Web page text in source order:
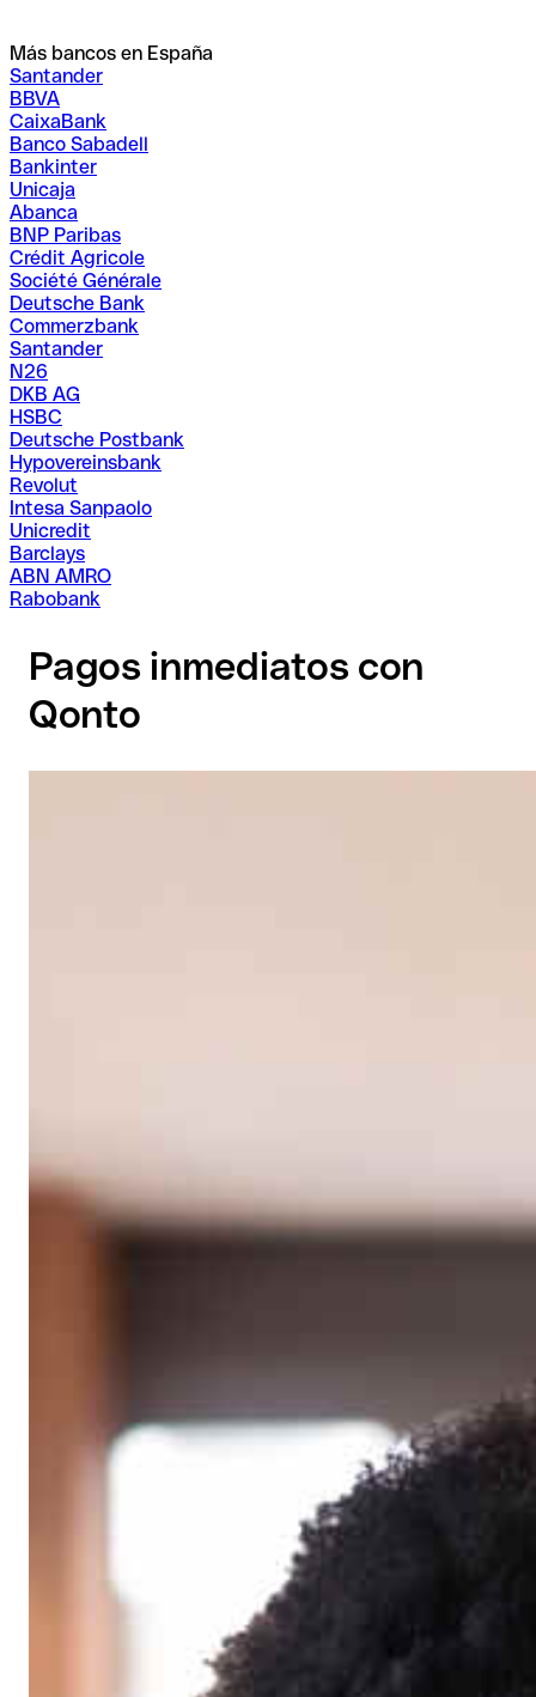
Más bancos en España
Santander
BBVA
CaixaBank
Banco Sabadell
Bankinter
Unicaja
Abanca
BNP Paribas
Crédit Agricole
Société Générale
Deutsche Bank
Commerzbank
Santander
N26
DKB AG
HSBC
Deutsche Postbank
Hypovereinsbank
Revolut
Intesa Sanpaolo
Unicredit
Barclays
ABN AMRO
Rabobank
Pagos inmediatos con
Qonto